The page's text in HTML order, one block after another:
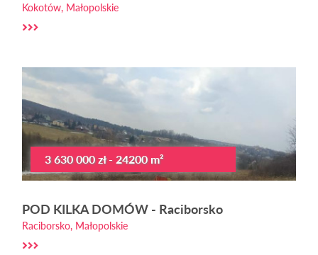
Kokotów, Małopolskie
3 630 000 zł - 24200 m²
POD KILKA DOMÓW - Raciborsko
Raciborsko, Małopolskie